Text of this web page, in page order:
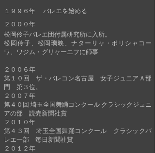
１９９６年 バレエを始める
２０００年
松岡伶子バレエ団付属研究所に入所。
松岡伶子、松岡璃映、ナターリャ・ボリシャコー
ワ、ワジム・グリャーエフに師事
２００６年
第１０回 ザ・バレコン名古屋 女子ジュニアＡ部
門 第３位。
２００７年
第４０回 埼玉全国舞踊コンクール クラシックジュニ
アの部 読売新聞社賞
２０１０年
第４３回 埼玉全国舞踊コンクール クラシックバ
レエ一部 毎日新聞社賞
２０１２年